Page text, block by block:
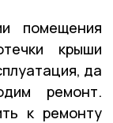
помещения
крыши
да
ремонт.
к ремонту